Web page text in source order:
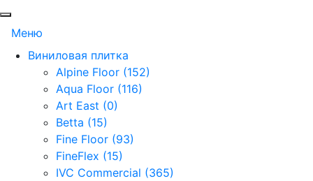
Меню
Виниловая плитка
Alpine Floor (152)
Aqua Floor (116)
Art East (0)
Betta (15)
Fine Floor (93)
FineFlex (15)
IVC Commercial (365)